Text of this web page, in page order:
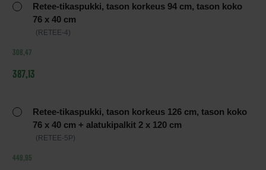
vaihtoehdotRetee-tikaspukki, tason korkeus 94 cm, tason koko
76 x 40 cm
(RETEE-4)
308,47
387,13
Retee-tikaspukki, tason korkeus 126 cm, tason koko
76 x 40 cm + alatukipalkit 2 x 120 cm
(RETEE-5P)
449,95